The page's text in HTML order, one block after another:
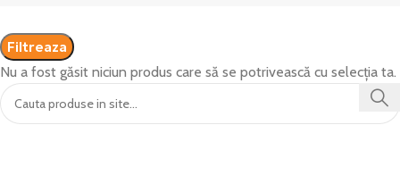
Filtreaza
Nu a fost găsit niciun produs care să se potrivească cu selecția ta.